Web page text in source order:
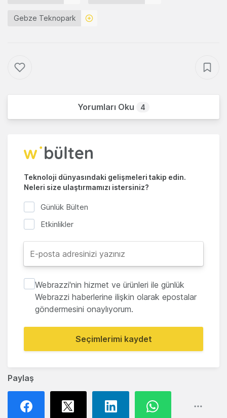
Paylaş
Gebze Teknopark
Yorumları Oku 4
Teknoloji dünyasındaki gelişmeleri takip edin.
Neleri size ulaştırmamızı istersiniz?
Günlük Bülten
Etkinlikler
Webrazzi'nin hizmet ve ürünleri ile günlük
Webrazzi haberlerine ilişkin olarak epostalar
göndermesini onaylıyorum.
Seçimlerimi kaydet